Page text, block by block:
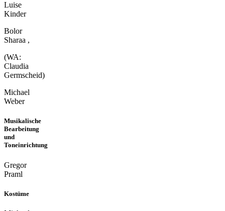
Luise
Kinder
Bolor
Sharaa ,
(WA:
Claudia
Germscheid)
Michael
Weber
Musikalische
Bearbeitung
und
Toneinrichtung
Gregor
Praml
Kostüme